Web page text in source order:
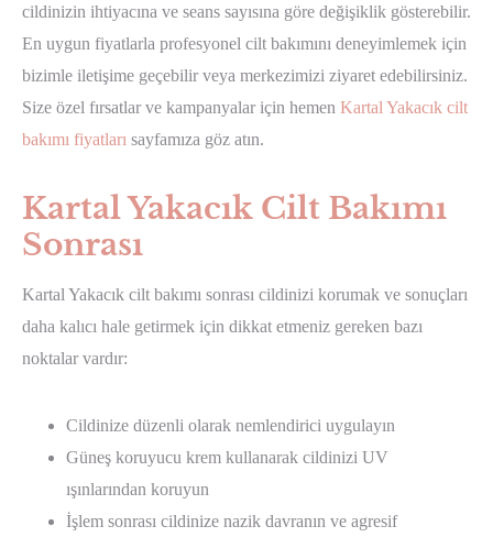
cildinizin ihtiyacına ve seans sayısına göre değişiklik gösterebilir.
En uygun fiyatlarla profesyonel cilt bakımını deneyimlemek için
bizimle iletişime geçebilir veya merkezimizi ziyaret edebilirsiniz.
Size özel fırsatlar ve kampanyalar için hemen Kartal Yakacık cilt
bakımı fiyatları sayfamıza göz atın.
Kartal Yakacık Cilt Bakımı
Sonrası
Kartal Yakacık cilt bakımı sonrası cildinizi korumak ve sonuçları
daha kalıcı hale getirmek için dikkat etmeniz gereken bazı
noktalar vardır:
Cildinize düzenli olarak nemlendirici uygulayın
Güneş koruyucu krem kullanarak cildinizi UV
ışınlarından koruyun
İşlem sonrası cildinize nazik davranın ve agresif